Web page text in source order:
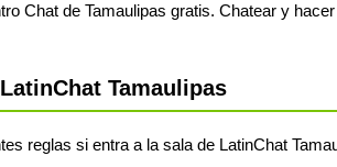
Chat de Tamaulipas gratis. Chatear y
Tamaulipas
reglas si entra a la sala de LatinChat